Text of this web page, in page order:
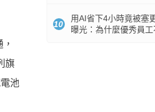
旗
池
10
用AI省下4小時竟被塞
曝光：為什麼優秀員